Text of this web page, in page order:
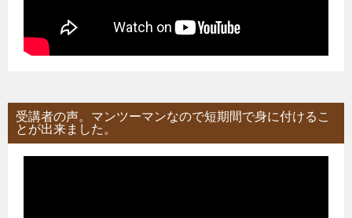
受講者の声。マンツーマンなので短期間で身に付けるこ
とが出来ました。